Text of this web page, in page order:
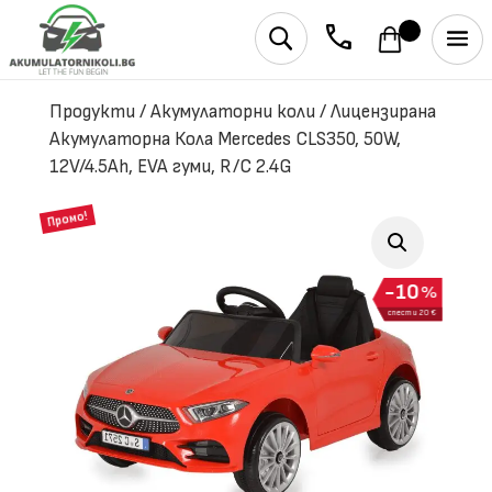
phone
U
Продукти/ Акумулаторни коли/ Лицензирана
Акумулаторна Кола Mercedes CLS350, 50W,
12V/4.5Ah, EVA гуми, R/C 2.4G
Промо!
%
10
спести 20 €